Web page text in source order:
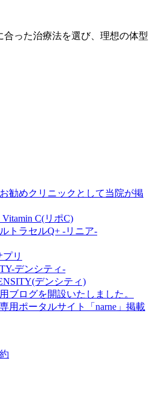
合った治療法を選び、理想の体型
勧めクリニックとして当院が掲
Vitamin C(リポC)
トラセルQ+ -リニア-
リ
デンシティ-
デンシティ)
ブログを開設いたしました。
用ポータルサイト「narne」掲載